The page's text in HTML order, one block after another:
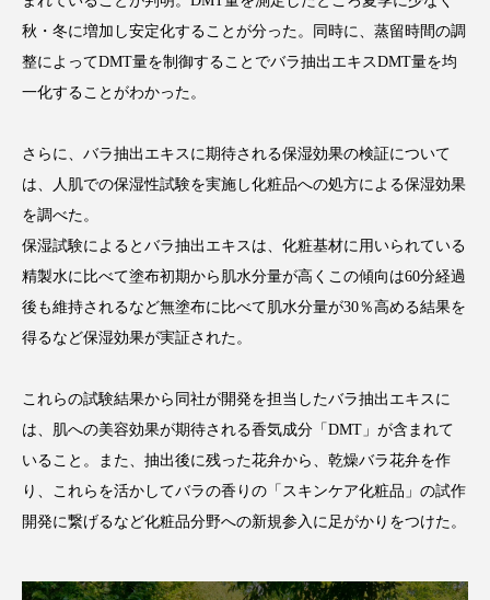
カカイオイル ガジェット キーワード
クルエルティフリー クレンジング
コグニティブヘルス コスト削減
コネクテッド・ビューティ
コルチゾール サステナビリティ
サロン経営 サロン連略 シャネル
スキンケア スキンケア 習慣
スキンケアルーティン ストレス スパ
秋・冬に増加し安定化することが分った。同時に、蒸留時間の調
整によってDMT量を制御することでバラ抽出エキスDMT量を均
一化することがわかった。
さらに、バラ抽出エキスに期待される保湿効果の検証について
は、人肌での保湿性試験を実施し化粧品への処方による保湿効果
を調べた。
保湿試験によるとバラ抽出エキスは、化粧基材に用いられている
精製水に比べて塗布初期から肌水分量が高くこの傾向は60分経過
後も維持されるなど無塗布に比べて肌水分量が30％高める結果を
得るなど保湿効果が実証された。
これらの試験結果から同社が開発を担当したバラ抽出エキスに
は、肌への美容効果が期待される香気成分「DMT」が含まれて
いること。また、抽出後に残った花弁から、乾燥バラ花弁を作
り、これらを活かしてバラの香りの「スキンケア化粧品」の試作
開発に繋げるなど化粧品分野への新規参入に足がかりをつけた。